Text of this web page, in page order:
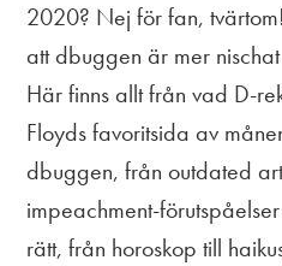
2020? Nej för fan,
att dbuggen är mer
Här finns allt från vad D-
Floyds favoritsida av
dbuggen, från outdated
impeachment-
rätt, från horoskop till